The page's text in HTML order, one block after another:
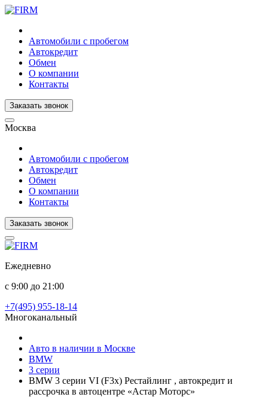
Автомобили с пробегом
Автокредит
Обмен
О компании
Контакты
Заказать звонок
Москва
Автомобили с пробегом
Автокредит
Обмен
О компании
Контакты
Заказать звонок
Ежедневно
с 9:00 до 21:00
+7(495) 955-18-14
Многоканальный
Авто в наличии в Москве
BMW
3 серии
BMW 3 серии VI (F3x) Рестайлинг , автокредит и
рассрочка в автоцентре «Астар Моторс»